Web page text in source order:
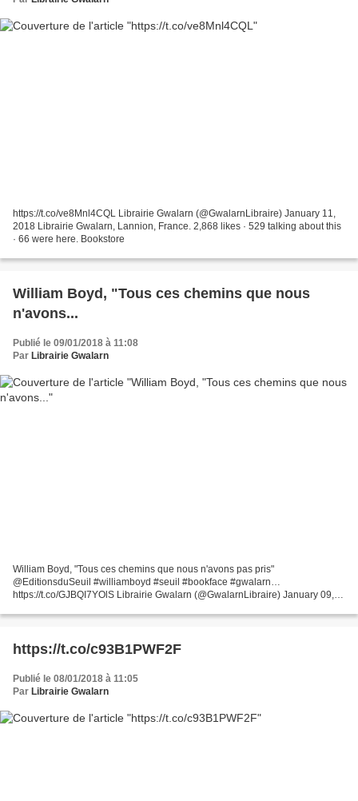
https://t.co/ve8Mnl4CQL Librairie Gwalarn (@GwalarnLibraire) January 11,
2018 Librairie Gwalarn, Lannion, France. 2,868 likes · 529 talking about this
· 66 were here. Bookstore
William Boyd, "Tous ces chemins que nous
n'avons...
Publié le 09/01/2018 à 11:08
Par Librairie Gwalarn
William Boyd, "Tous ces chemins que nous n'avons pas pris"
@EditionsduSeuil #williamboyd #seuil #bookface #gwalarn…
https://t.co/GJBQI7YOlS Librairie Gwalarn (@GwalarnLibraire) January 09,
https://t.co/c93B1PWF2F
Publié le 08/01/2018 à 11:05
Par Librairie Gwalarn